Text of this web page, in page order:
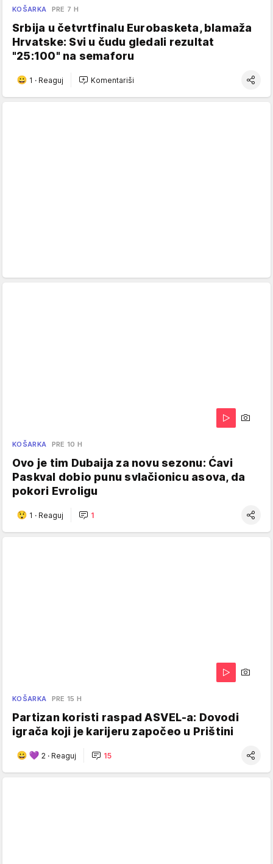
KOŠARKA PRE 7 H
Srbija u četvrtfinalu Eurobasketa, blamaža
Hrvatske: Svi u čudu gledali rezultat
"25:100" na semaforu
1 · Reaguj Komentariši
KOŠARKA PRE 10 H
Ovo je tim Dubaija za novu sezonu: Ćavi
Paskval dobio punu svlačionicu asova, da
pokori Evroligu
1 · Reaguj 1
KOŠARKA PRE 15 H
Partizan koristi raspad ASVEL-a: Dovodi
igrača koji je karijeru započeo u Prištini
2 · Reaguj 15